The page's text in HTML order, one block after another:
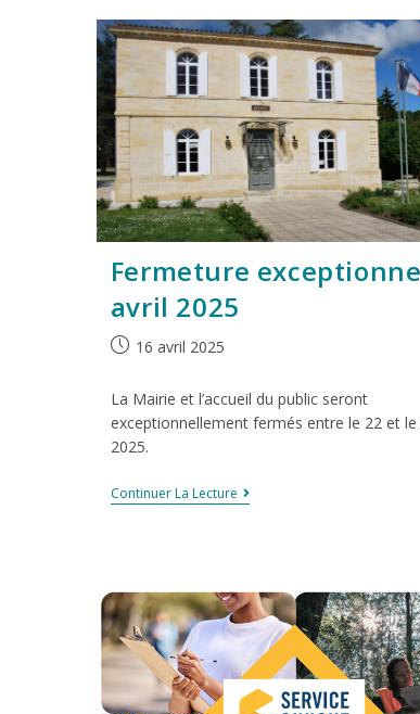
Fermeture
avril 2025
16 avril 2025
La Mairie et l’accueil du public seront
exceptionnellement fermés entre le 22 et
2025.
Continuer La Lecture